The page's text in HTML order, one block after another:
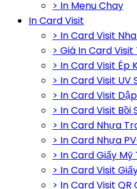
> In Menu Chay
In Card Visit
> In Card Visit
> Giá In Card
> In Card Visit Ép
> In Card Visit UV
> In Card Visit
> In Card Visit Bồi
> In Card Nhựa
> In Card Nhựa
> In Card Giấy Mỹ
> In Card Visit
> In Card Visit QR